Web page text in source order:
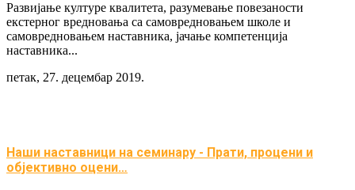
Развијање културе квалитета, разумевање повезаности
екстерног вредновања са самовредновањем школе и
самовредновањем наставника, јачање компетенција
наставника...
петак, 27. децембар 2019.
Наши наставници на семинару - Прати, процени и
објективно оцени…